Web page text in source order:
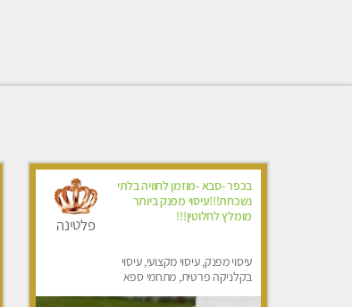
בכפר -סבא -מוזמן לחוויה בלתי
נשכחת!!!עיסוי מפנק ביותר
מומלץ לחלוטין!!!
עיסוי מפנק, עיסוי מקצועי, עיסוי
בקלניקה פרטית, מתחמי ספא
פלטינה